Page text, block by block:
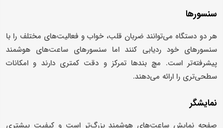
سنسورها
هر دو دستگاه می‌توانند ضربان قلب، خواب و فعالیت‌های مختلف را با
سنسورهای خود ردیابی کنند اما سنسورهای ساعت‌های هوشمند
پیشرفته‌تر است. مچ بندها تمرکز و دقت کمتری دارند و امکانات
سطحی‌تری را ارائه می‌دهند.
نمایشگر
صفحه نمایش ساعت‌های هوشمند بزرگ‌تر است و کیفیت بیشتری